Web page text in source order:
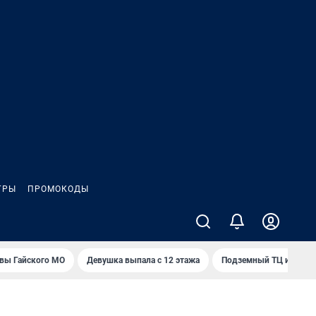
ПРОМОКОДЫ
Гайского МО Девушка выпала с 12 этажа Подземный ТЦ и 45-